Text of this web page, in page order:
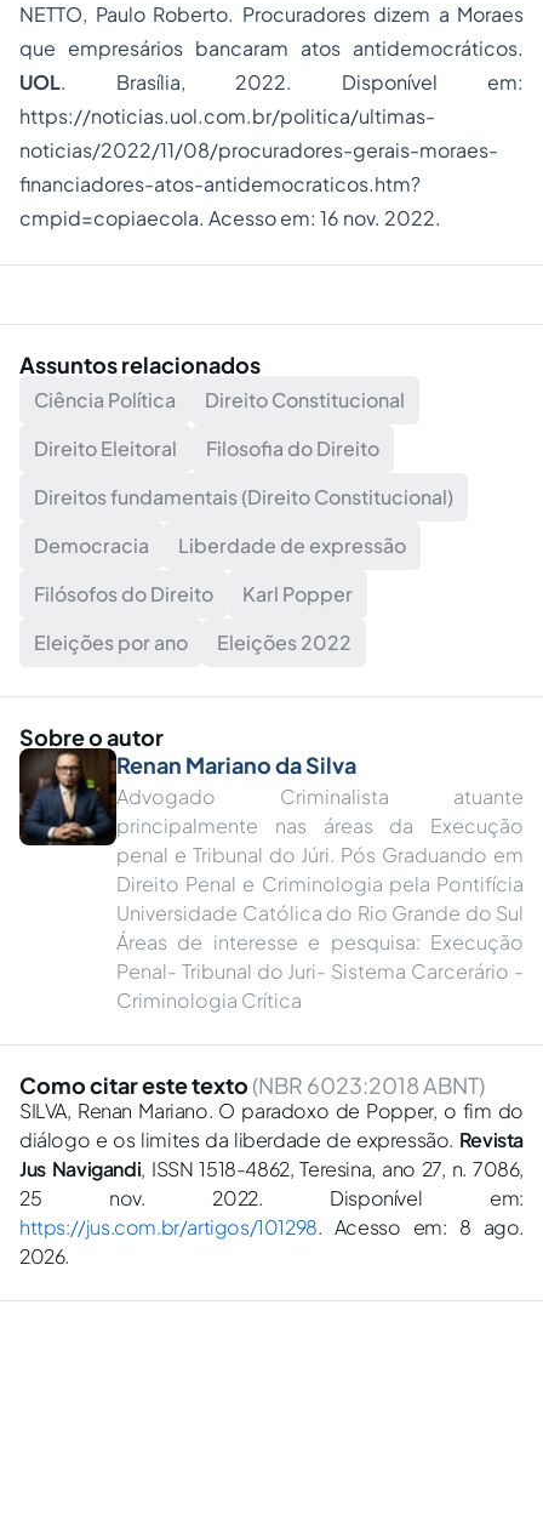
NETTO, Paulo Roberto. Procuradores dizem a Moraes
que empresários bancaram atos antidemocráticos.
UOL. Brasília, 2022. Disponível em:
https://noticias.uol.com.br/politica/ultimas-
noticias/2022/11/08/procuradores-gerais-moraes-
financiadores-atos-antidemocraticos.htm?
cmpid=copiaecola. Acesso em: 16 nov. 2022.
Assuntos relacionados
Ciência Política
Direito Constitucional
Direito Eleitoral
Filosofia do Direito
Direitos fundamentais (Direito Constitucional)
Democracia
Liberdade de expressão
Filósofos do Direito
Karl Popper
Eleições por ano
Eleições 2022
Sobre o autor
Renan Mariano da Silva
Advogado Criminalista atuante
principalmente nas áreas da Execução
penal e Tribunal do Júri. Pós Graduando em
Direito Penal e Criminologia pela Pontifícia
Universidade Católica do Rio Grande do Sul
Áreas de interesse e pesquisa: Execução
Penal- Tribunal do Juri- Sistema Carcerário -
Criminologia Crítica
Como citar este texto (NBR 6023:2018 ABNT)
SILVA, Renan Mariano. O paradoxo de Popper, o fim do
diálogo e os limites da liberdade de expressão. Revista
Jus Navigandi, ISSN 1518-4862, Teresina, ano 27, n. 7086,
25 nov. 2022. Disponível em:
https://jus.com.br/artigos/101298. Acesso em: 8 ago.
2026.